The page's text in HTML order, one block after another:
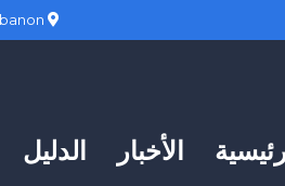
الدليل الأخبار